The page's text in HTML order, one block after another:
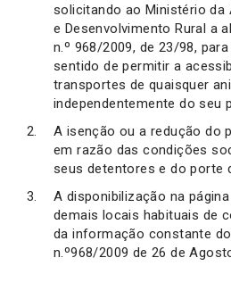
solicitando ao Ministério da
e Desenvolvimento Rural a
n.º 968/2009, de 23/98,
sentido de permitir a
transportes de quaisquer
independentemente do seu
A isenção ou a redução do
em razão das condições
seus detentores e do porte
A disponibilização na
demais locais habituais de
da informação constante
n.º968/2009 de 26 de